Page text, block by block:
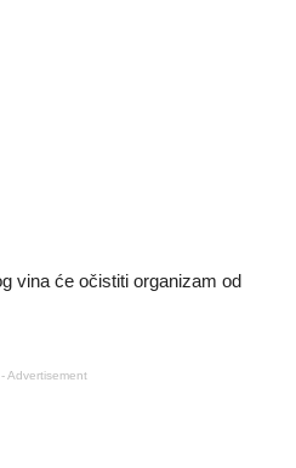
vina će očistiti organizam od
Advertisement